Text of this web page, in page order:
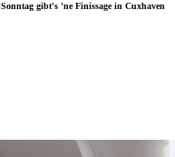
Sonntag gibt's 'ne Finissage in Cuxhaven